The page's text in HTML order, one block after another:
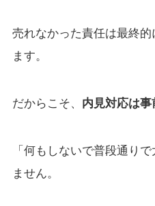
売れなかった責任は最終
ます。
だからこそ、 内見対応は
「何もしないで普段通り
ません。